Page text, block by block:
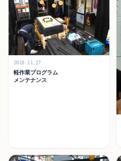
2020.11.27
軽作業プログラム
メンテナンス